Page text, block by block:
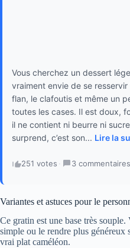
Vous cherchez un dessert
vraiment envie de se
flan, le clafoutis et même un
toutes les cases. Il est doux,
il ne contient ni beurre ni
surprend, c’est son... Lire la
251 votes · 3 commentaires
Variantes et astuces pour le
Ce gratin est une base très
simple ou le rendre plus généreux
vrai plat caméléon.